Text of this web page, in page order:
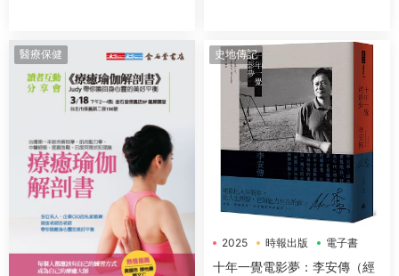
麼這樣用的介系詞寶典
醫療保健 史地傳記
2025 時報出版 電子書
十年一覺電影夢：李安傳（經